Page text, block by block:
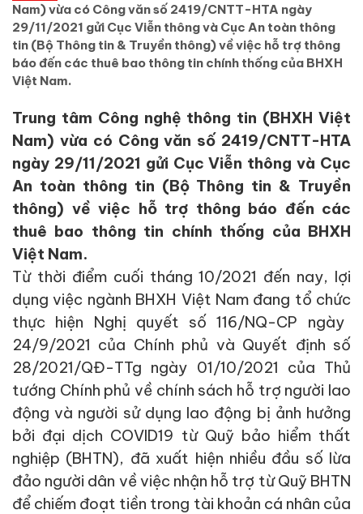
Nam) vừa có Công văn số 2419/CNTT-HTA ngày
29/11/2021 gửi Cục Viễn thông và Cục An toàn thông
tin (Bộ Thông tin & Truyền thông) về việc hỗ trợ thông
báo đến các thuê bao thông tin chính thống của BHXH
Việt Nam.
Trung tâm Công nghệ thông tin (BHXH Việt
Nam) vừa có Công văn số 2419/CNTT-HTA
ngày 29/11/2021 gửi Cục Viễn thông và Cục
An toàn thông tin (Bộ Thông tin & Truyền
thông) về việc hỗ trợ thông báo đến các
thuê bao thông tin chính thống của BHXH
Việt Nam.
Từ thời điểm cuối tháng 10/2021 đến nay, lợi
dụng việc ngành BHXH Việt Nam đang tổ chức
thực hiện Nghị quyết số 116/NQ-CP ngày
24/9/2021 của Chính phủ và Quyết định số
28/2021/QĐ-TTg ngày 01/10/2021 của Thủ
tướng Chính phủ về chính sách hỗ trợ người lao
động và người sử dụng lao động bị ảnh hưởng
bởi đại dịch COVID19 từ Quỹ bảo hiểm thất
nghiệp (BHTN), đã xuất hiện nhiều đầu số lừa
đảo người dân về việc nhận hỗ trợ từQuỹ BHTN
để chiếm đoạt tiền trong tài khoản cá nhân của